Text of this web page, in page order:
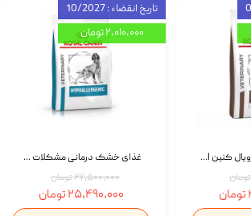
غذای خشک درمانی مشکلات گوارشی سگ رویال کنین Royal Canin Hypoallergenic وزن 7 کیلوگرم | پت استوک
۲۷,۵۰۰,۰۰۰ تومان
۲۵,۴۹۰,۰۰۰ تومان
تاریخ انقضاء : 10/2027
۲,۰۱۰,۰۰۰ تومان
غذای خشک سگ رویال کنین Royal Canin Gastrointestinal وزن 7.5 کیلوگرم | پت استوک